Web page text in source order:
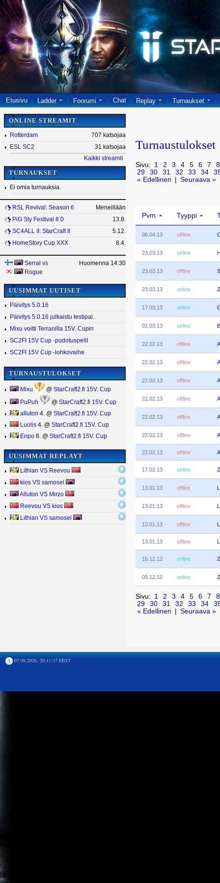
Etusivu Ladder Foorumi Chat Replay Turnaukset
ONLINE STREAMIT
Rotterdam
707 katsojaa
ESL SC2
31 katsojaa
Kaikki streamit
TURNAUKSET
Ei omia turnauksia.
RSL Revival: Season 6
Meneillään
PiG Sty Festival 8.0
13.8.
SC4ALL II: StarCraft II
5.12.
HomeStory Cup XXX
8.4.
Serral vs
Rogue
Huomenna 14:30
UUSIMMAT UUTISET
Päivitys 5.0.16
Päivitys 5.0.16 julkaistu testipal..
Mixu voitti Terranilla 15V. Cupin
SC2FI 15V Cup -pudotuspelit
SC2FI 15V Cup -lohkovaihe
TURNAUSTULOKSET
Mixu @ StarCraft2.fi 15V. Cup
PuPuh @ StarCraft2.fi 15V. Cup
alluton 4. @ StarCraft2.fi 15V. Cup
Luolis 4. @ StarCraft2.fi 15V. Cup
Enpo 8. @ StarCraft2.fi 15V. Cup
UUSIMMAT REPLAYT
Lithian VS Reevou
kios VS samosel
Alluton VS Mirzo
Reevou VS kios
Lithian VS samosel
Turnaustulokset
Sivu: 1 2 3 4 5 6 7
8
29
30 31 32 33 34
« Edellinen
Seuraava »
Pvm Tyyppi
06.04.13 offline
23.03.13 online
23.03.13 offline
23.03.13 online
17.03.13 online
02.03.13 online
22.02.13 offline
22.02.13 offline
22.02.13 offline
22.02.13 offline
22.02.13 offline
22.02.13 offline
22.02.13 offline
17.02.13 online
13.01.13 offline
13.01.13 offline
13.01.13 offline
13.01.13 offline
15.12.12 online
09.12.12 online
Sivu: 1 2 3 4 5 6 7
8
29
30 31 32 33 34
« Edellinen
Seuraava »
07.08.2026, 20:11:37 EEST